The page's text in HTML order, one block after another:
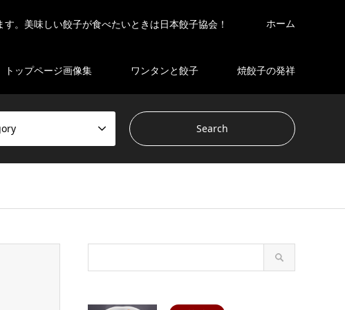
。美味しい餃子が食べたいときは日本餃子協会！ ホーム
トップページ画像集 ワンタンと餃子 焼餃子の発祥